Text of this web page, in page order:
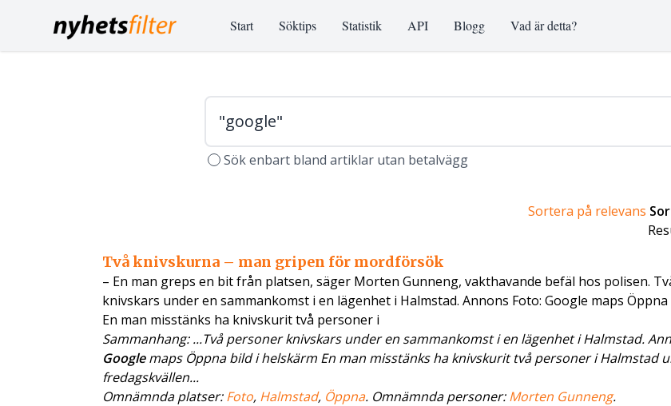
Start Söktips Statistik API Blogg Vad är detta?
Sök enbart bland artiklar utan betalvägg
Sortera på relevans
Två knivskurna – man gripen för mordförsök
– En man greps en bit från platsen, säger Morten Gunneng, vakthavande befäl hos polisen.
knivskars under en sammankomst i en lägenhet i Halmstad. Annons Foto: Google maps
En man misstänks ha knivskurit två personer i
Sammanhang: ...Två personer knivskars under en sammankomst i en lägenhet i Halmstad.
Googlemaps Öppna bild i helskärm En man misstänks ha knivskurit två personer i Halmstad
fredagskvällen...
Omnämnda platser:Foto, Halmstad, Öppna. Omnämnda personer:Morten Gunneng.